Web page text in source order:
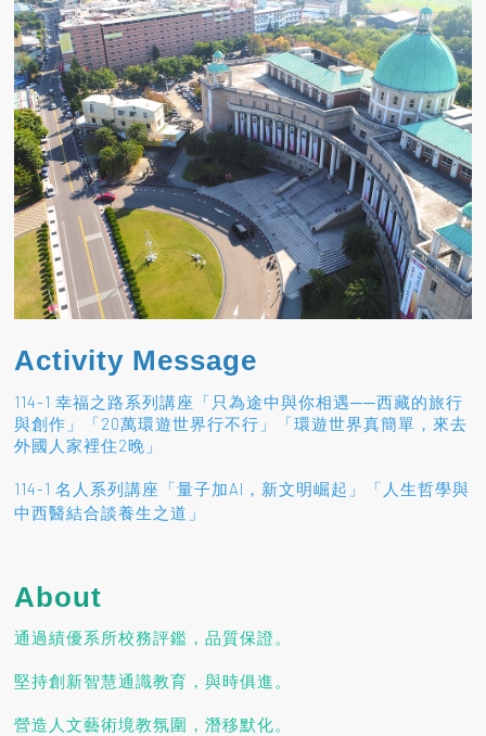
Activity Message
114-1 幸福之路系列講座「只為途中與你相遇──西藏的旅行
與創作」「20萬環遊世界行不行」「環遊世界真簡單，來去
外國人家裡住2晚」
114-1 名人系列講座「量子加AI，新文明崛起」「人生哲學與
中西醫結合談養生之道 」
About
通過績優系所校務評鑑，品質保證。
堅持創新智慧通識教育，與時俱進。
營造人文藝術境教氛圍，潛移默化。